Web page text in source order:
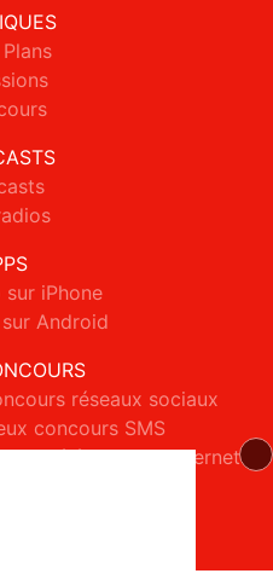
sur iPhone
Android
réseaux sociaux
concours SMS
téléphone et internet